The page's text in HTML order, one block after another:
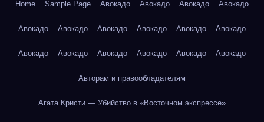
Home Sample Page Авокадо Авокадо Авокадо Авокадо
Авокадо Авокадо Авокадо Авокадо Авокадо Авокадо
Авокадо Авокадо Авокадо Авокадо Авокадо Авокадо
Авторам и правообладателям
Агата Кристи — Убийство в «Восточном экспрессе»